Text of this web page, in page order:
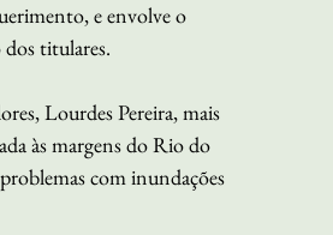
e envolve o
dos titulares.
Lourdes Pereira, mais
às margens do Rio do
com inundações